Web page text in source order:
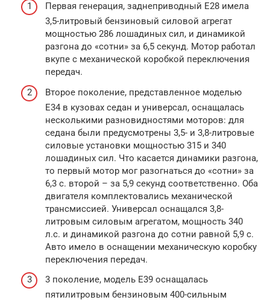
Первая генерация, заднеприводный Е28 имела
3,5-литровый бензиновый силовой агрегат
мощностью 286 лошадиных сил, и динамикой
разгона до «сотни» за 6,5 секунд. Мотор работал
вкупе с механической коробкой переключения
передач.
Второе поколение, представленное моделью
Е34 в кузовах седан и универсал, оснащалась
несколькими разновидностями моторов: для
седана были предусмотрены 3,5- и 3,8-литровые
силовые установки мощностью 315 и 340
лошадиных сил. Что касается динамики разгона,
то первый мотор мог разогнаться до «сотни» за
6,3 с. второй – за 5,9 секунд соответственно. Оба
двигателя комплектовались механической
трансмиссией. Универсал оснащался 3,8-
литровым силовым агрегатом, мощность 340
л.с. и динамикой разгона до сотни равной 5,9 с.
Авто имело в оснащении механическую коробку
переключения передач.
3 поколение, модель Е39 оснащалась
пятилитровым бензиновым 400-сильным